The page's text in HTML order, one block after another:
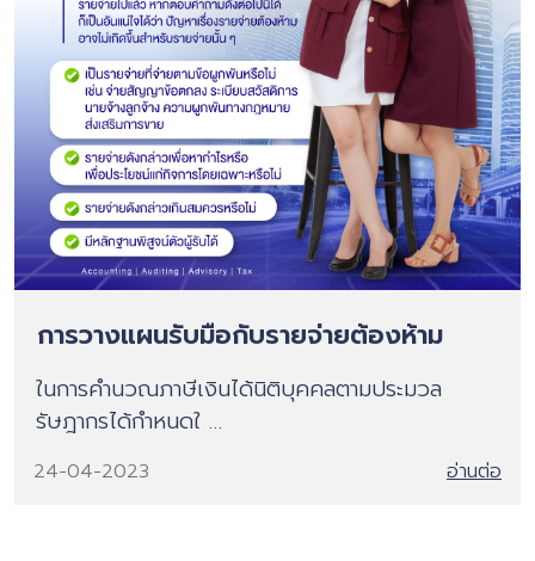
การวางแผนรับมือกับรายจ่ายต้องห้าม
ในการคำนวณภาษีเงินได้นิติบุคคลตามประมวล
รัษฎากรได้กำหนดใ …
24-04-2023 อ่านต่อ